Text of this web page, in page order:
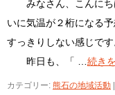
みなさん、こんに
いに気温が２桁になる
すっきりしない感じで
昨日も、「 … 続き
カテゴリー: 熊石の地域活動